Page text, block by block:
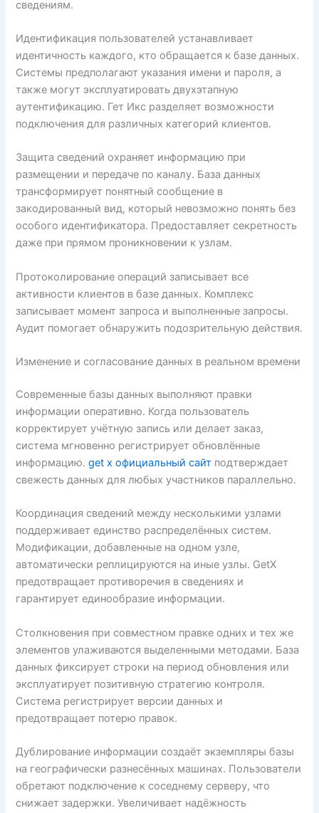
сведениям.
Идентификация пользователей устанавливает
идентичность каждого, кто обращается к базе данных.
Системы предполагают указания имени и пароля, а
также могут эксплуатировать двухэтапную
аутентификацию. Гет Икс разделяет возможности
подключения для различных категорий клиентов.
Защита сведений охраняет информацию при
размещении и передаче по каналу. База данных
трансформирует понятный сообщение в
закодированный вид, который невозможно понять без
особого идентификатора. Предоставляет секретность
даже при прямом проникновении к узлам.
Протоколирование операций записывает все
активности клиентов в базе данных. Комплекс
записывает момент запроса и выполненные запросы.
Аудит помогает обнаружить подозрительную действия.
Изменение и согласование данных в реальном времени
Современные базы данных выполняют правки
информации оперативно. Когда пользователь
корректирует учётную запись или делает заказ,
система мгновенно регистрирует обновлённые
информацию.get x официальный сайт подтверждает
свежесть данных для любых участников параллельно.
Координация сведений между несколькими узлами
поддерживает единство распределённых систем.
Модификации, добавленные на одном узле,
автоматически реплицируются на иные узлы. GetX
предотвращает противоречия в сведениях и
гарантирует единообразие информации.
Столкновения при совместном правке одних и тех же
элементов улаживаются выделенными методами. База
данных фиксирует строки на период обновления или
эксплуатирует позитивную стратегию контроля.
Система регистрирует версии данных и
предотвращает потерю правок.
Дублирование информации создаёт экземпляры базы
на географически разнесённых машинах. Пользователи
обретают подключение к соседнему серверу, что
снижает задержки. Увеличивает надёжность